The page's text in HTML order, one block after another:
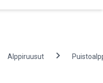
Alppiruusut chevron_right